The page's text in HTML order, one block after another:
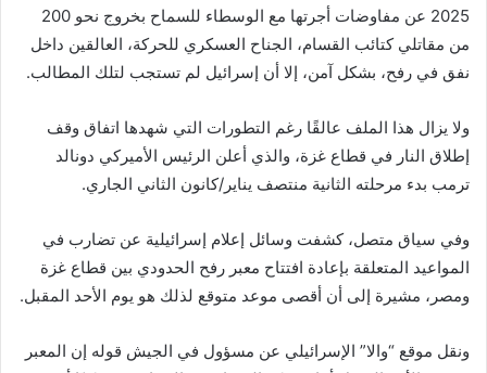
2025 عن مفاوضات أجرتها مع الوسطاء للسماح بخروج نحو 200
من مقاتلي كتائب القسام، الجناح العسكري للحركة، العالقين داخل
نفق في رفح، بشكل آمن، إلا أن إسرائيل لم تستجب لتلك المطالب.
ولا يزال هذا الملف عالقًا رغم التطورات التي شهدها اتفاق وقف
إطلاق النار في قطاع غزة، والذي أعلن الرئيس الأميركي دونالد
ترمب بدء مرحلته الثانية منتصف يناير/كانون الثاني الجاري.
وفي سياق متصل، كشفت وسائل إعلام إسرائيلية عن تضارب في
المواعيد المتعلقة بإعادة افتتاح معبر رفح الحدودي بين قطاع غزة
ومصر، مشيرة إلى أن أقصى موعد متوقع لذلك هو يوم الأحد المقبل.
ونقل موقع “والا” الإسرائيلي عن مسؤول في الجيش قوله إن المعبر